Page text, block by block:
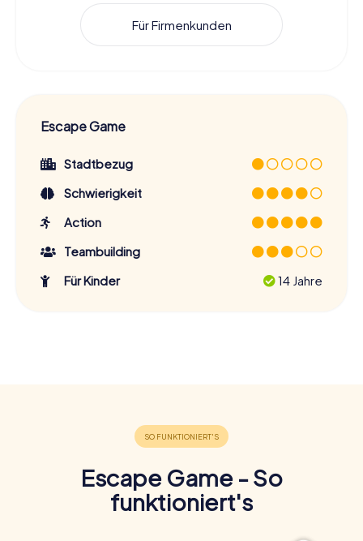
Für Firmenkunden
Escape Game
Stadtbezug
Schwierigkeit
Action
Teambuilding
Für Kinder
14 Jahre
Escape Game - So
funktioniert's